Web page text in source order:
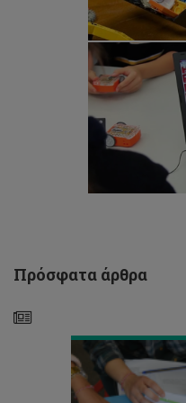
Πρόσφατα άρθρα
Ευρωπαϊκή
Ημέρα